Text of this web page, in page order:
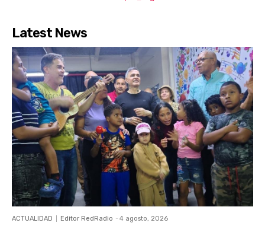
Latest News
ACTUALIDAD Editor RedRadio - 4 agosto, 2026